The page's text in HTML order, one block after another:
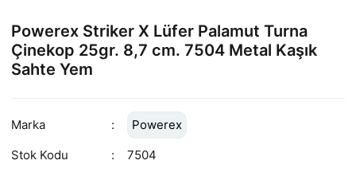
Powerex Striker X Lüfer Palamut Turna
Çinekop 25gr. 8,7 cm. 7504 Metal Kaşık
Sahte Yem
Marka
Powerex
Stok Kodu
7504